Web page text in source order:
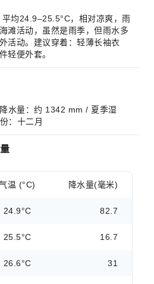
均24.9–25.5°C，相对凉爽，雨
滩活动，虽然是雨季，但雨水多
活动。建议穿着：轻薄长袖衣
轻便外套。
水量：约 1342 mm / 夏季湿
：十二月
温 (°C) 降水量(毫米)
24.9°C 82.7
25.5°C 16.7
26.6°C 31